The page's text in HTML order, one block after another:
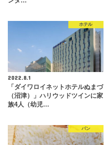
ホテル
2022.8.1
「ダイワロイネットホテルぬまづ
（沼津）」ハリウッドツインに家
族4人（幼児…
パン